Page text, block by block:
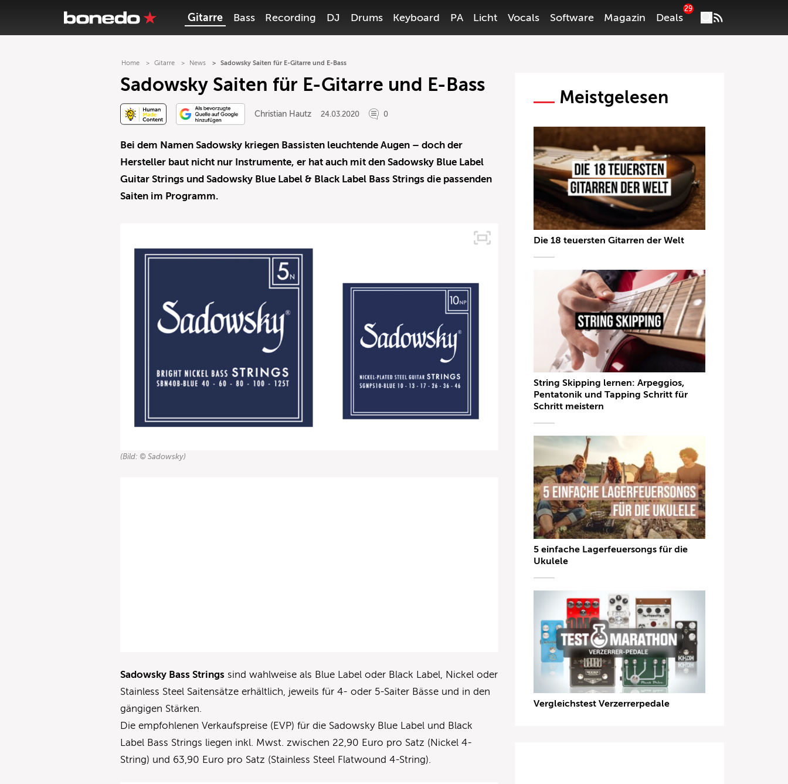
Gitarre Bass Recording DJ Drums Keyboard PA Licht Vocals Software Magazin Deals
29
Home Gitarre News Sadowsky Saiten für E-Gitarre und E-Bass
Sadowsky Saiten für E-Gitarre und E-Bass
Christian Hautz 24.03.2020 0
Bei dem Namen Sadowsky kriegen Bassisten leuchtende Augen – doch der
Hersteller baut nicht nur Instrumente, er hat auch mit den Sadowsky Blue Label
Guitar Strings und Sadowsky Blue Label & Black Label Bass Strings die passenden
Saiten im Programm.
(Bild: © Sadowsky)
Sadowsky Bass Strings sind wahlweise als Blue Label oder Black Label, Nickel oder
Stainless Steel Saitensätze erhältlich, jeweils für 4- oder 5-Saiter Bässe und in den
gängigen Stärken.
Die empfohlenen Verkaufspreise (EVP) für die Sadowsky Blue Label und Black
Label Bass Strings liegen inkl. Mwst. zwischen 22,90 Euro pro Satz (Nickel 4-
String) und 63,90 Euro pro Satz (Stainless Steel Flatwound 4-String).
Meistgelesen
Die 18 teuersten Gitarren der Welt
String Skipping lernen: Arpeggios,
Pentatonik und Tapping Schritt für
Schritt meistern
5 einfache Lagerfeuersongs für die
Ukulele
Vergleichstest Verzerrerpedale